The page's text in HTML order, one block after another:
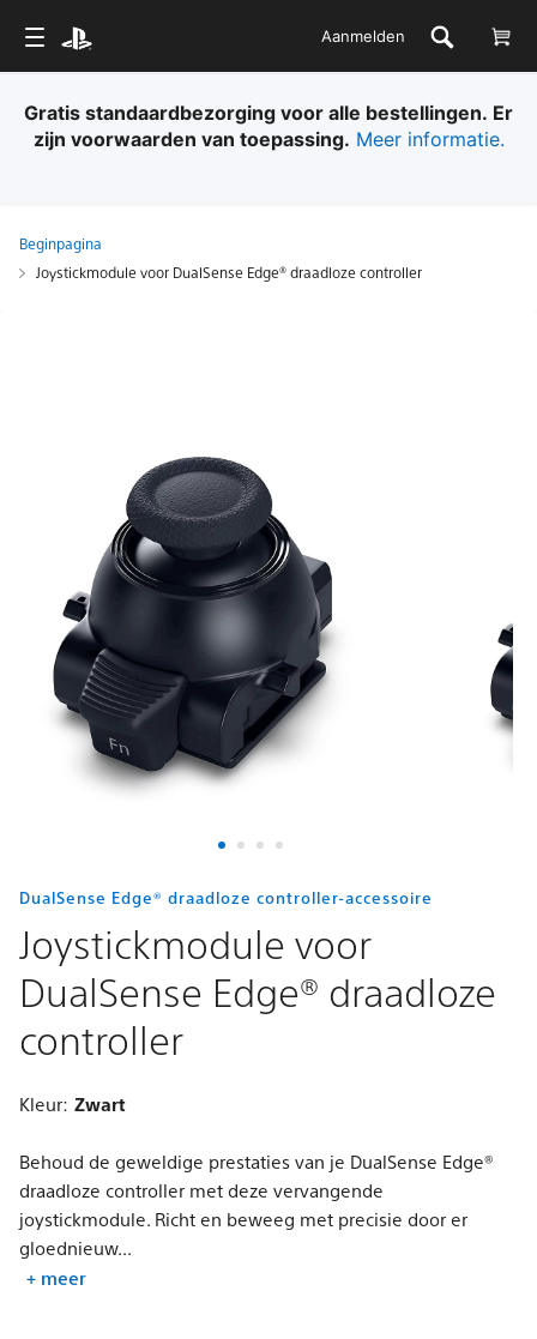
Aanmelden
Gratis standaardbezorging voor alle bestellingen. Er
zijn voorwaarden van toepassing. Meer informatie.
Beginpagina
Joystickmodule voor DualSense Edge® draadloze controller
DualSense
Edge®
draadloze
controller
DualSense Edge® draadloze controller-accessoire
Joystickmodule voor
DualSense Edge® draadloze
controller
Kleur: Zwart
Behoud de geweldige prestaties van je DualSense Edge®
draadloze controller met deze vervangende
joystickmodule. Richt en beweeg met precisie door er
gloednieuw...
+ meer